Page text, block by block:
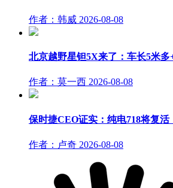
作者：韩威 2026-08-08
北京越野星钽5X来了：车长5米多
作者：莫一西 2026-08-08
保时捷CEO证实：纯电718将复活
作者：卢奇 2026-08-08